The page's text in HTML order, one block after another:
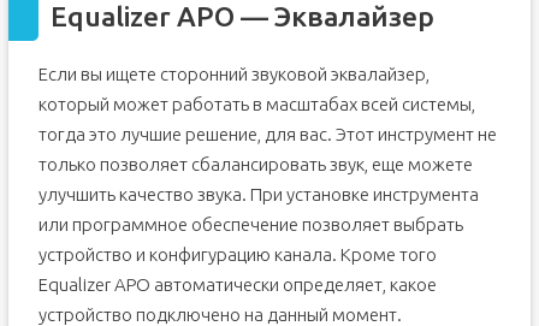
Equalizer APO — Эквалайзер
Если вы ищете сторонний звуковой эквалайзер,
который может работать в масштабах всей системы,
тогда это лучшие решение, для вас. Этот инструмент не
только позволяет сбалансировать звук, еще можете
улучшить качество звука. При установке инструмента
или программное обеспечение позволяет выбрать
устройство и конфигурацию канала. Кроме того
Equalizer APO автоматически определяет, какое
устройство подключено на данный момент.